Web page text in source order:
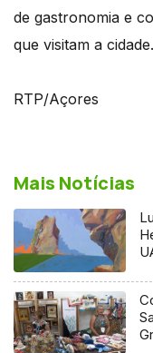
de gastronomia e
que visitam a cidade.
RTP/Açores
Mais Notícias